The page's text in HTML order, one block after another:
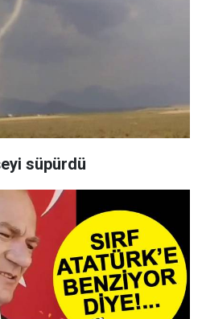
süpürdü